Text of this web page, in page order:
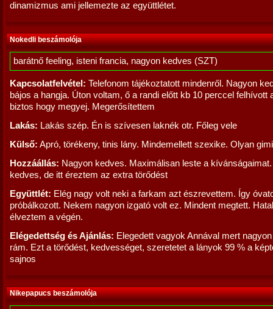
dinamizmus ami jellemezte az együttlétet.
Nokedli beszámolója
barátnő feeling, isteni francia, nagyon kedves (SZT)
Kapcsolatfelvétel: Telefonom tájékoztatott mindenről. Nagyon
bájos a hangja. Úton voltam, ő a randi előtt kb 10 perccel felhívott
biztos hogy megyej. Megerősítettem
Lakás: Lakás szép. Én is szívesen laknék otr. Főleg vele
Külső: Apró, törékeny, tinis lány. Mindemellett szexike. Olyan
Hozzáállás: Nagyon kedves. Maximálisan leste a
kedves, de itt éreztem az extra törődést
Együttlét: Elég nagy volt neki a farkam azt észrevettem. Így
próbálkozott. Nekem nagyon izgató volt ez. Mindent megtett.
élveztem a végén.
Elégedettség és Ajánlás: Elegedett vagyok Annával mert
rám. Ezt a törődést, kedvességet, szeretetet a lányok 99 % a
sajnos
Nikepapucs beszámolója